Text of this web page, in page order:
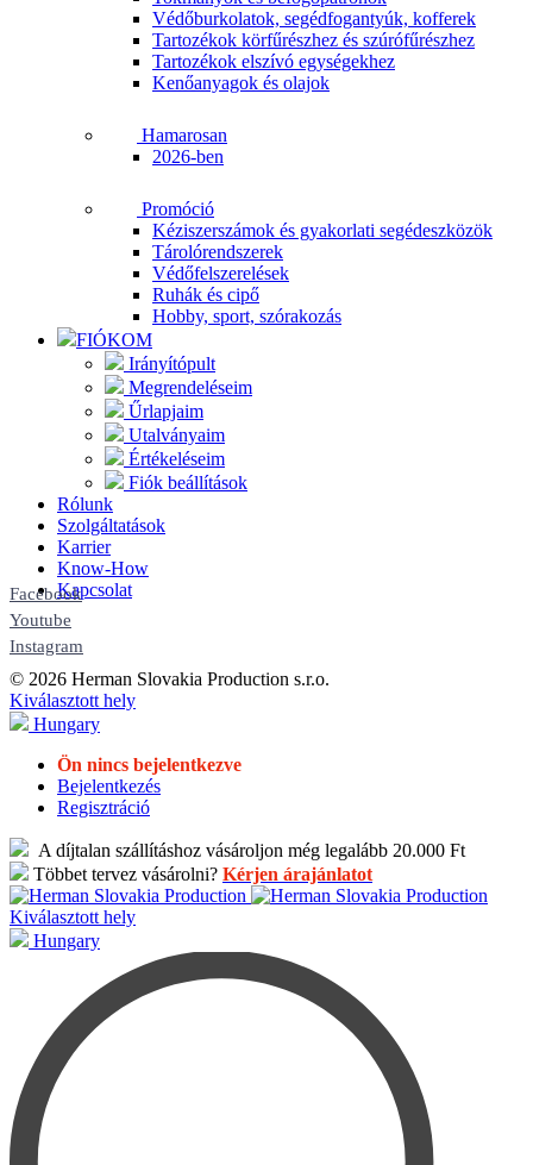
Védőburkolatok, segédfogantyúk, kofferek
Tartozékok körfűrészhez és szúrófűrészhez
Tartozékok elszívó egységekhez
Kenőanyagok és olajok
Hamarosan
2026-ben
Promóció
Kéziszerszámok és gyakorlati segédeszközök
Tárolórendszerek
Védőfelszerelések
Ruhák és cipő
Hobby, sport, szórakozás
FIÓKOM
Irányítópult
Megrendeléseim
Űrlapjaim
Utalványaim
Értékeléseim
Fiók beállítások
Rólunk
Szolgáltatások
Karrier
Know-How
Kapcsolat
Facebook
Youtube
Instagram
© 2026 Herman Slovakia Production s.r.o.
Kiválasztott hely
Hungary
Ön nincs bejelentkezve
Bejelentkezés
Regisztráció
A díjtalan szállításhoz vásároljon még legalább 20.000 Ft
Többet tervez vásárolni? Kérjen árajánlatot
Kiválasztott hely
Hungary